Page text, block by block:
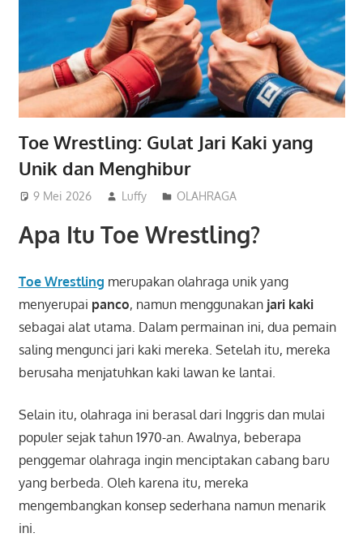
Toe Wrestling: Gulat Jari Kaki yang
Unik dan Menghibur
9 Mei 2026 Luffy OLAHRAGA
Apa Itu Toe Wrestling?
Toe Wrestling merupakan olahraga unik yang
menyerupai panco, namun menggunakan jari kaki
sebagai alat utama. Dalam permainan ini, dua pemain
saling mengunci jari kaki mereka. Setelah itu, mereka
berusaha menjatuhkan kaki lawan ke lantai.
Selain itu, olahraga ini berasal dari Inggris dan mulai
populer sejak tahun 1970-an. Awalnya, beberapa
penggemar olahraga ingin menciptakan cabang baru
yang berbeda. Oleh karena itu, mereka
mengembangkan konsep sederhana namun menarik
ini.